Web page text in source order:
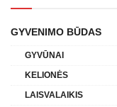
GYVENIMO BŪDAS
GYVŪNAI
KELIONĖS
LAISVALAIKIS